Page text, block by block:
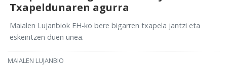
Txapeldunaren agurra
Maialen Lujanbiok EH-ko bere bigarren txapela jantzi eta
eskeintzen duen unea.
MAIALEN LUJANBIO